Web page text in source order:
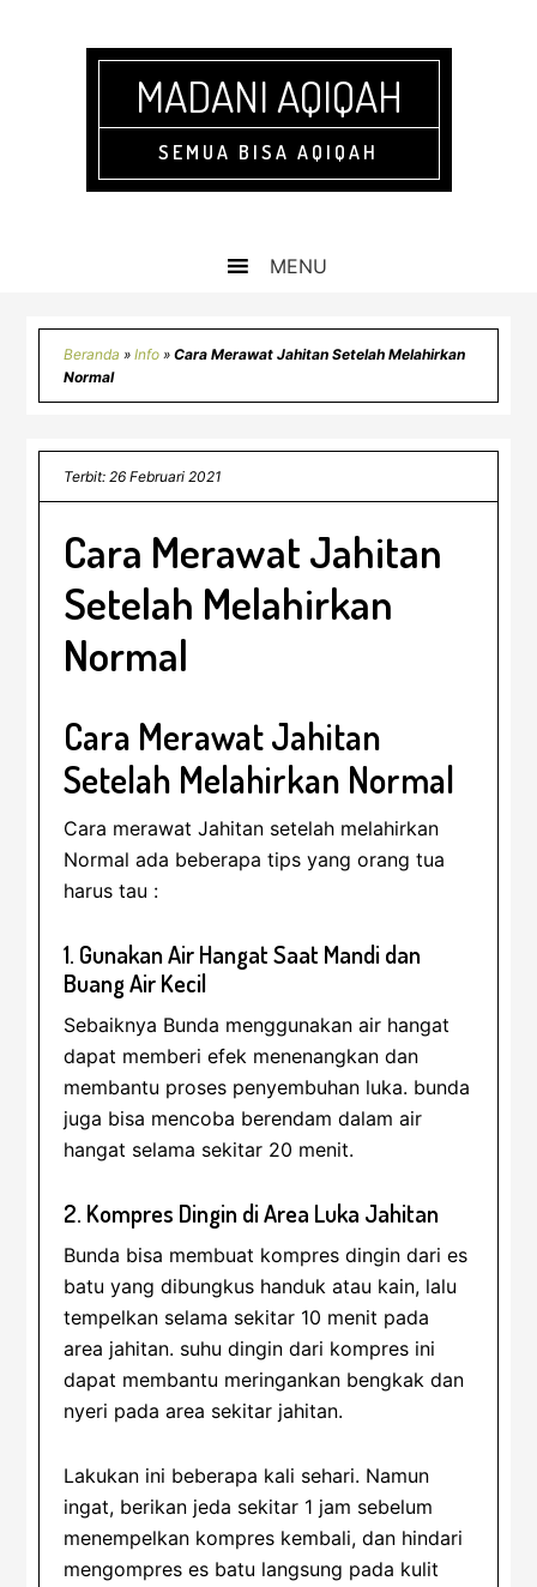
MADANI AQIQAH
SEMUA BISA AQIQAH
Beranda »Info »Cara Merawat Jahitan Setelah Melahirkan
Normal
Terbit: 26 Februari 2021
Cara Merawat Jahitan
Setelah Melahirkan
Normal
Cara Merawat Jahitan
Setelah Melahirkan Normal
Cara merawat Jahitan setelah melahirkan
Normal ada beberapa tips yang orang tua
harus tau :
1. Gunakan Air Hangat Saat Mandi dan
Buang Air Kecil
Sebaiknya Bunda menggunakan air hangat
dapat memberi efek menenangkan dan
membantu proses penyembuhan luka. bunda
juga bisa mencoba berendam dalam air
hangat selama sekitar 20 menit.
2. Kompres Dingin di Area Luka Jahitan
Bunda bisa membuat kompres dingin dari es
batu yang dibungkus handuk atau kain, lalu
tempelkan selama sekitar 10 menit pada
area jahitan. suhu dingin dari kompres ini
dapat membantu meringankan bengkak dan
nyeri pada area sekitar jahitan.
Lakukan ini beberapa kali sehari. Namun
ingat, berikan jeda sekitar 1 jam sebelum
menempelkan kompres kembali, dan hindari
mengompres es batu langsung pada kulit